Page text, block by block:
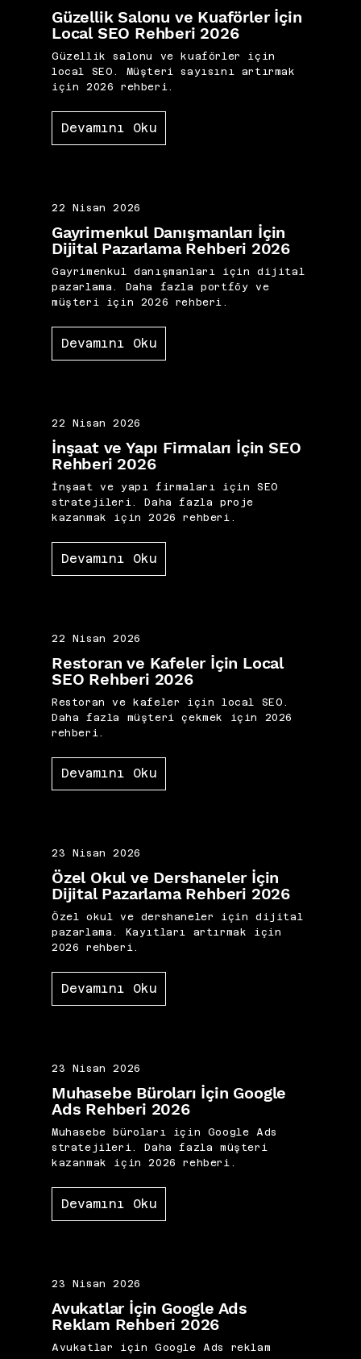
Güzellik Salonu ve Kuaförler İçin
Local SEO Rehberi 2026
Güzellik salonu ve kuaförler için
local SEO. Müşteri sayısını artırmak
için 2026 rehberi.
Devamını Oku
22 Nisan 2026
Gayrimenkul Danışmanları İçin
Dijital Pazarlama Rehberi 2026
Gayrimenkul danışmanları için dijital
pazarlama. Daha fazla portföy ve
müşteri için 2026 rehberi.
Devamını Oku
22 Nisan 2026
İnşaat ve Yapı Firmaları İçin SEO
Rehberi 2026
İnşaat ve yapı firmaları için SEO
stratejileri. Daha fazla proje
kazanmak için 2026 rehberi.
Devamını Oku
22 Nisan 2026
Restoran ve Kafeler İçin Local
SEO Rehberi 2026
Restoran ve kafeler için local SEO.
Daha fazla müşteri çekmek için 2026
rehberi.
Devamını Oku
23 Nisan 2026
Özel Okul ve Dershaneler İçin
Dijital Pazarlama Rehberi 2026
Özel okul ve dershaneler için dijital
pazarlama. Kayıtları artırmak için
2026 rehberi.
Devamını Oku
23 Nisan 2026
Muhasebe Büroları İçin Google
Ads Rehberi 2026
Muhasebe büroları için Google Ads
stratejileri. Daha fazla müşteri
kazanmak için 2026 rehberi.
Devamını Oku
23 Nisan 2026
Avukatlar İçin Google Ads
Reklam Rehberi 2026
Avukatlar için Google Ads reklam